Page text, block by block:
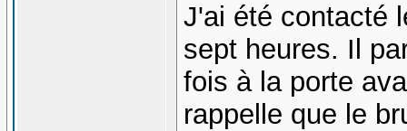
J'ai été contacté
sept heures. Il
fois à la porte
rappelle que le